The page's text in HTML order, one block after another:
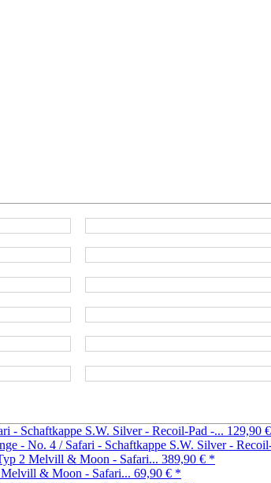
S.W. Silver - Recoil-Pad -... 129,90 €
S.W. Silver -
Melvill & Moon - Safari... 389,90 € *
Melvill & Moon - Safari... 69,90 € *